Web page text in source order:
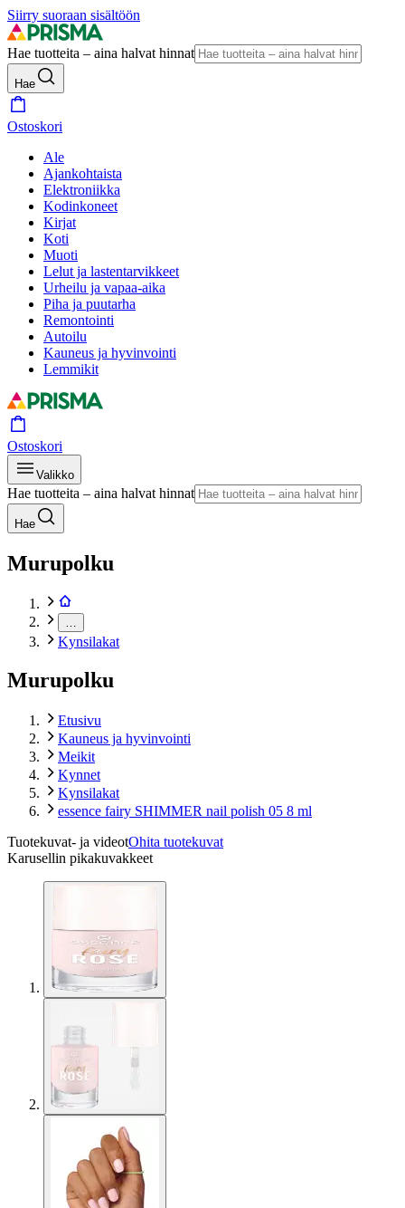
Siirry suoraan sisältöön
Hae tuotteita – aina halvat hinnat
Hae
Ostoskori
Ale
Ajankohtaista
Elektroniikka
Kodinkoneet
Kirjat
Koti
Muoti
Lelut ja lastentarvikkeet
Urheilu ja vapaa-aika
Piha ja puutarha
Remontointi
Autoilu
Kauneus ja hyvinvointi
Lemmikit
Ostoskori
Valikko
Hae tuotteita – aina halvat hinnat
Hae
Murupolku
Kynsilakat
Murupolku
Etusivu
Kauneus ja hyvinvointi
Meikit
Kynnet
Kynsilakat
essence fairy SHIMMER nail polish 05 8 ml
Tuotekuvat- ja videotOhita tuotekuvat
Karusellin pikakuvakkeet